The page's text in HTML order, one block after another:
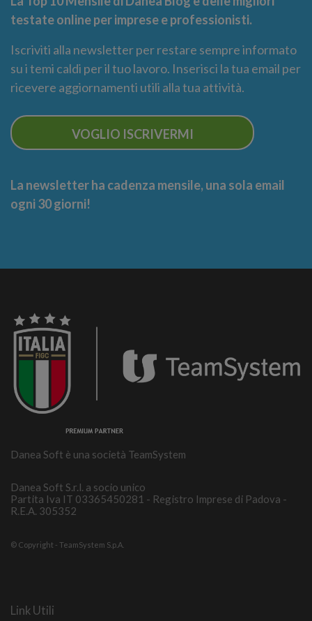
testate online per imprese e professionisti.
Iscriviti alla newsletter per restare sempre informato
su i temi caldi per il tuo lavoro. Inserisci la tua email per
ricevere aggiornamenti utili alla tua attività.
VOGLIO ISCRIVERMI
La newsletter ha cadenza mensile, una sola email
ogni 30 giorni!
Danea Soft è una società TeamSystem
Danea Soft S.r.l. a socio unico
Partita Iva IT 03365450281 - Registro Imprese di Padova -
R.E.A. 305352
© Copyright - TeamSystem S.p.A.
Link Utili